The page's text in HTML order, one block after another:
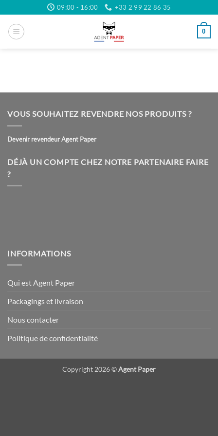
au
contenu
09:00 - 16:00 +33 2 99 22 86 35
0
VOUS SOUHAITEZ REVENDRE NOS PRODUITS ?
Devenir revendeur Agent Paper
DÉJÀ UN COMPTE CHEZ NOTRE PARTENAIRE FAIRE
?
INFORMATIONS
Qui est Agent Paper
Packagings et livraison
Nous contacter
Politique de confidentialité
Copyright 2026 ©Agent Paper